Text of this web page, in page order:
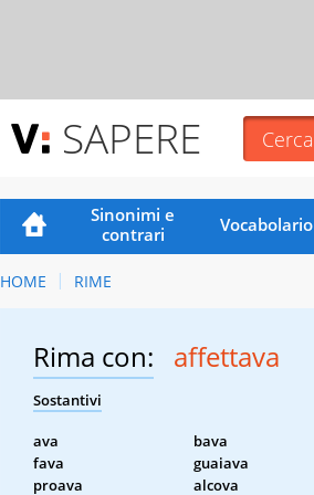
SAPERE
Sinonimi e
contrari
Vocabolario
HOME RIME
Rima con: affettava
Sostantivi
ava bava
fava
guaiava
proava
alcova